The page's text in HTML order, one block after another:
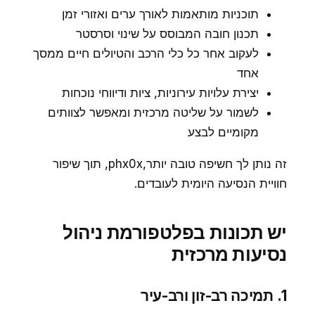
תוכניות מותאמות לאורך ערים ואזורי זמן
תכנון חובה המבוסס על שינוי וסרסטר
לעקוב אחר כל כלי הרכב והטיולים חיים ממסך
אחד
יצירת עלויות עירוניות, ציות ודיווחי נוכחות
לשמור על שליטה מרכזית ומאפשר לצוותים
מקומיים לבצע
זה נותן לך חשיפה טובה יותר,phx0x, תוך שיפור
חוויית הנסיעה היומית לעובדים.
יש תכונות בפלטפורמת ניהול
נסיעות מרכזית
1. תמיכה רב-זון ורב-עיר